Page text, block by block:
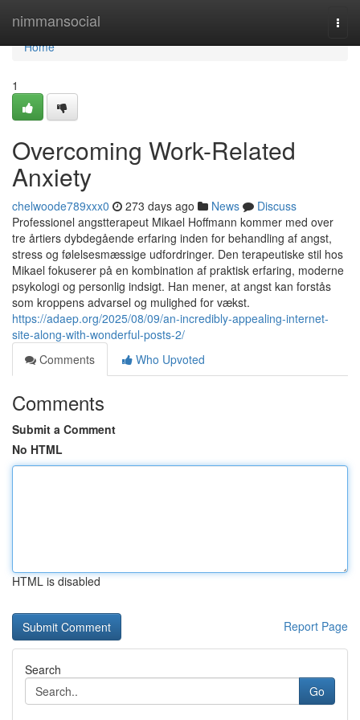
nimmansocial
Home
Home
1
Overcoming Work-Related
Anxiety
chelwoode789xxx0 273 days ago News
Discuss
Professionel angstterapeut Mikael Hoffmann kommer med over
tre årtiers dybdegående erfaring inden for behandling af angst,
stress og følelsesmæssige udfordringer. Den terapeutiske stil hos
Mikael fokuserer på en kombination af praktisk erfaring, moderne
psykologi og personlig indsigt. Han mener, at angst kan forstås
som kroppens advarsel og mulighed for vækst.
https://adaep.org/2025/08/09/an-incredibly-appealing-internet-
site-along-with-wonderful-posts-2/
Comments
Who Upvoted
Comments
Submit a Comment
No HTML
HTML is disabled
Report Page
Search
Go